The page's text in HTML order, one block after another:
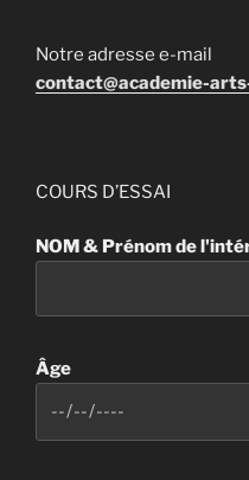
Notre adresse
contact@academie-
COURS D’ESSAI
NOM & Prénom de
Âge